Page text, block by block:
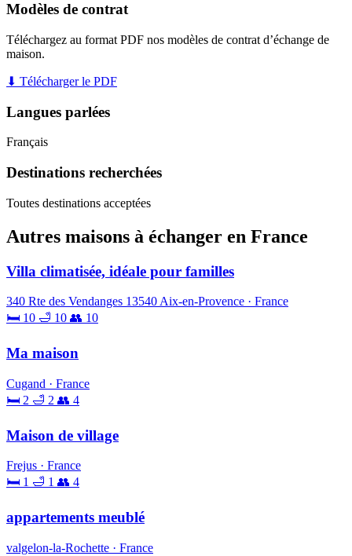
Modèles de contrat
Téléchargez au format PDF nos modèles de contrat d’échange de
maison.
⬇ Télécharger le PDF
Langues parlées
Français
Destinations recherchées
Toutes destinations acceptées
Autres maisons à échanger en France
Villa climatisée, idéale pour familles
340 Rte des Vendanges 13540 Aix-en-Provence · France
🛏 10 🛁 10 👥 10
Ma maison
Cugand · France
🛏 2 🛁 2 👥 4
Maison de village
Frejus · France
🛏 1 🛁 1 👥 4
appartements meublé
valgelon-la-Rochette · France